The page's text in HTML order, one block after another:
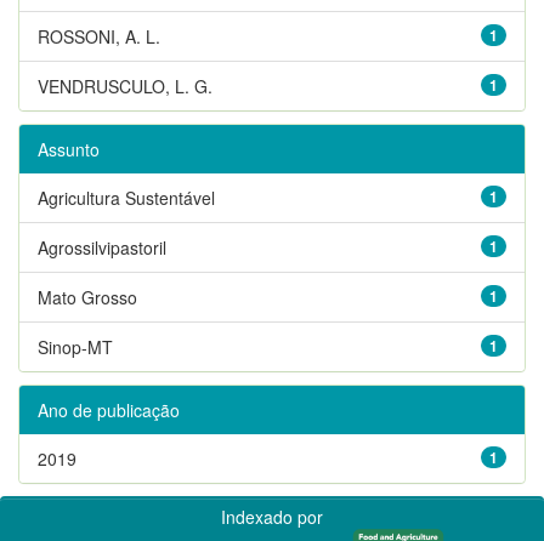
1
ROSSONI, A. L.
1
VENDRUSCULO, L. G.
Assunto
1
Agricultura Sustentável
1
Agrossilvipastoril
1
Mato Grosso
1
Sinop-MT
Ano de publicação
1
2019
Indexado por